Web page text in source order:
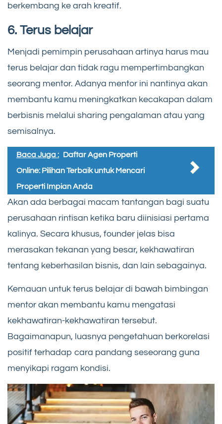
berkembang ke arah kreatif.
6. Terus belajar
Menjadi pemimpin perusahaan artinya harus mau
terus belajar dan tidak ragu mempertimbangkan
seorang mentor. Adanya mentor ini nantinya akan
membantu kamu meningkatkan kecakapan dalam
berbisnis melalui sharing pengalaman atau yang
semisalnya.
Baca Juga : Daftar Agen Properti
Online: Pilihan Terbaik untuk Mencari
Properti Impian Anda
Akan ada berbagai macam tantangan bagi suatu
perusahaan rintisan ketika baru diinisiasi pertama
kalinya. Secara khusus, founder jelas bisa
merasakan tekanan yang besar, kekhawatiran
tentang keberhasilan bisnis, dan lain sebagainya.
Kemauan untuk terus belajar di bawah bimbingan
mentor akan membantu kamu mengatasi
kekhawatiran-kekhawatiran tersebut.
Bagaimanapun, luasnya pengetahuan berkorelasi
positif terhadap cara pandang seseorang guna
menyikapi ragam kondisi.